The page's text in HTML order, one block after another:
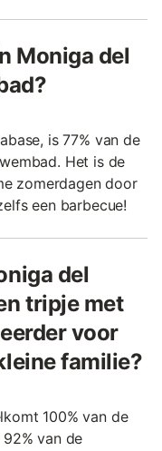
Moniga del
is 77% van de
Het is de
zomerdagen door
een barbecue!
del
tripje met
voor
familie?
100% van de
van de